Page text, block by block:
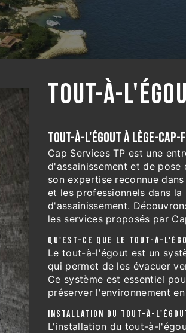
TOUT-À-
TOUT-À-L'ÉGOUT À LÈGE-CAP-
Cap Services TP est une
d'assainissement et de
son expertise reconnue
et les professionnels dans
d'assainissement.
les services proposés par
QU'EST-CE QUE LE TOUT-À-
Le tout-à-l'égout est un
qui permet de les évacuer
Ce système est essentiel
préserver l'environnement
INSTALLATION DU TOUT-À-
L'installation du tout-à-